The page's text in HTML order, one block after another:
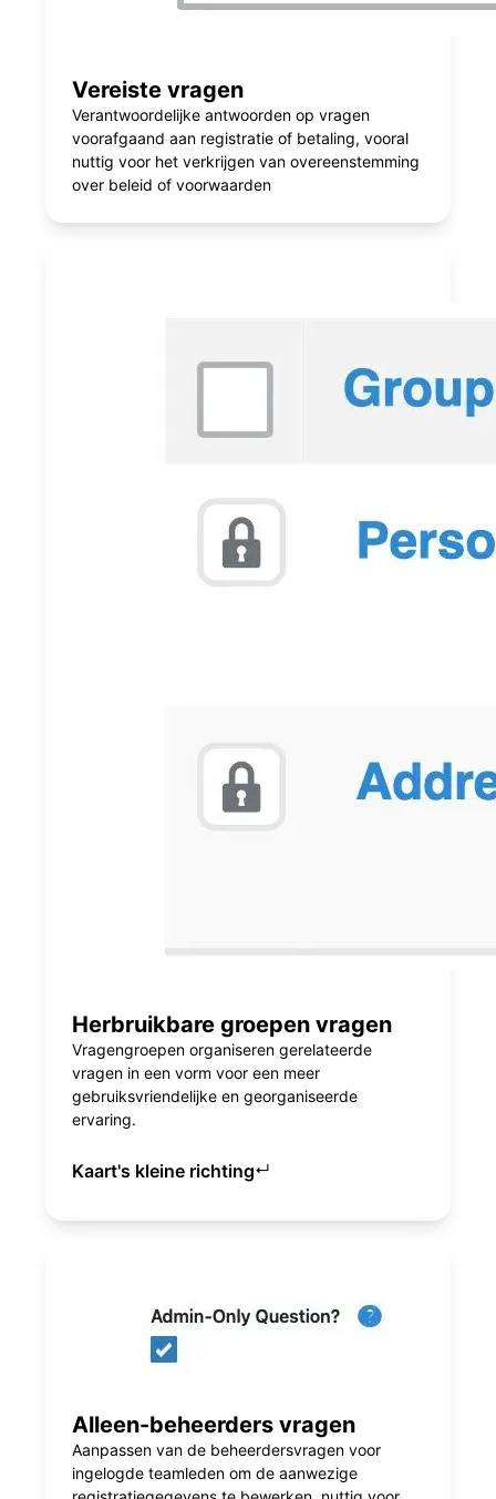
Vereiste vragen
Verantwoordelijke antwoorden op vragen
voorafgaand aan registratie of betaling, vooral
nuttig voor het verkrijgen van overeenstemming
over beleid of voorwaarden
Herbruikbare groepen vragen
Vragengroepen organiseren gerelateerde
vragen in een vorm voor een meer
gebruiksvriendelijke en georganiseerde
ervaring.
Kaart's kleine richting↵
Alleen-beheerders vragen
Aanpassen van de beheerdersvragen voor
ingelogde teamleden om de aanwezige